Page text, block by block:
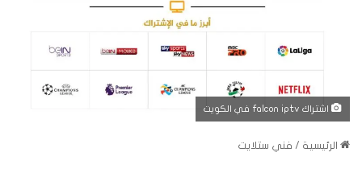
اشتراك falcon iptv في الكويت
الرئيسية / فني ستلايت